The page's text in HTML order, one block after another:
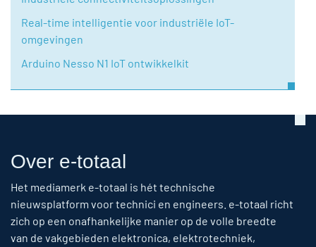
Real-time intelligentie voor industriële IoT-
omgevingen
Arduino Nesso N1 IoT ontwikkelkit
Over e-totaal
Het mediamerk e-totaal is hét technische
nieuwsplatform voor technici en engineers. e-totaal richt
zich op een onafhankelijke manier op de volle breedte
van de vakgebieden elektronica, elektrotechniek,